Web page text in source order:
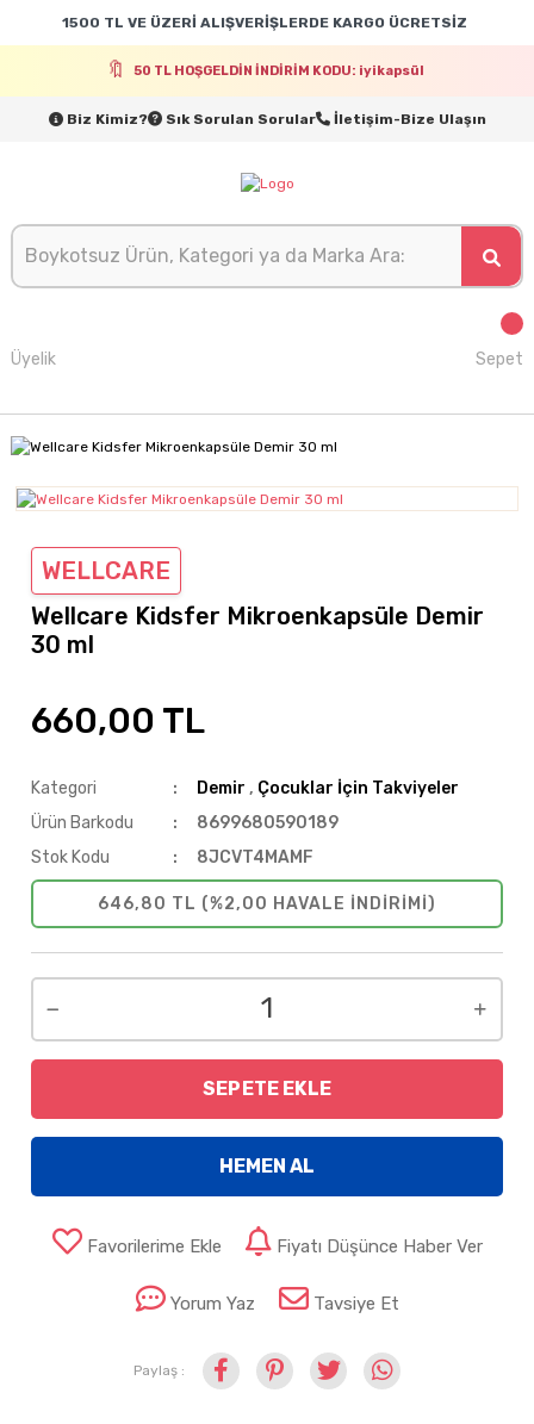
1500 TL VE ÜZERİ ALIŞVERİŞLERDE KARGO ÜCRETSİZ
50 TL HOŞGELDİN İNDİRİM KODU: iyikapsül
Biz Kimiz? Sık Sorulan Sorular İletişim-Bize Ulaşın
Üyelik Sepet
WELLCARE
Wellcare Kidsfer Mikroenkapsüle Demir
30 ml
660,00 TL
Kategori Demir , Çocuklar İçin Takviyeler
Ürün Barkodu
8699680590189
Stok Kodu
8JCVT4MAMF
646,80 TL (%2,00 HAVALE INDIRIMI)
SEPETE EKLE
HEMEN AL
Favorilerime Ekle Fiyatı Düşünce Haber Ver
Yorum Yaz Tavsiye Et
Paylaş :